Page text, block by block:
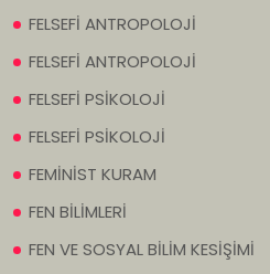
FELSEFİ ANTROPOLOJİ
FELSEFİ ANTROPOLOJİ
FELSEFİ PSİKOLOJİ
FELSEFİ PSİKOLOJİ
FEMİNİST KURAM
FEN BİLİMLERİ
FEN VE SOSYAL BİLİM KESİŞİMİ